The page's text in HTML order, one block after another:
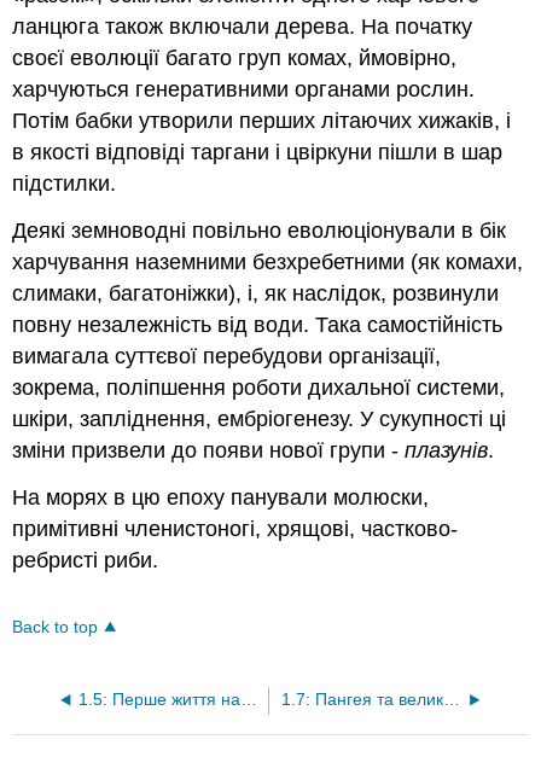
ланцюга також включали дерева. На початку
своєї еволюції багато груп комах, ймовірно,
харчуються генеративними органами рослин.
Потім бабки утворили перших літаючих хижаків, і
в якості відповіді таргани і цвіркуни пішли в шар
підстилки.
Деякі земноводні повільно еволюціонували в бік
харчування наземними безхребетними (як комахи,
слимаки, багатоніжки), і, як наслідок, розвинули
повну незалежність від води. Така самостійність
вимагала суттєвої перебудови організації,
зокрема, поліпшення роботи дихальної системи,
шкіри, запліднення, ембріогенезу. У сукупності ці
зміни призвели до появи нової групи -плазунів.
На морях в цю епоху панували молюски,
примітивні членистоногі, хрящові, частково-
ребристі риби.
Back to top
1.7: Пангея та велике вимирання